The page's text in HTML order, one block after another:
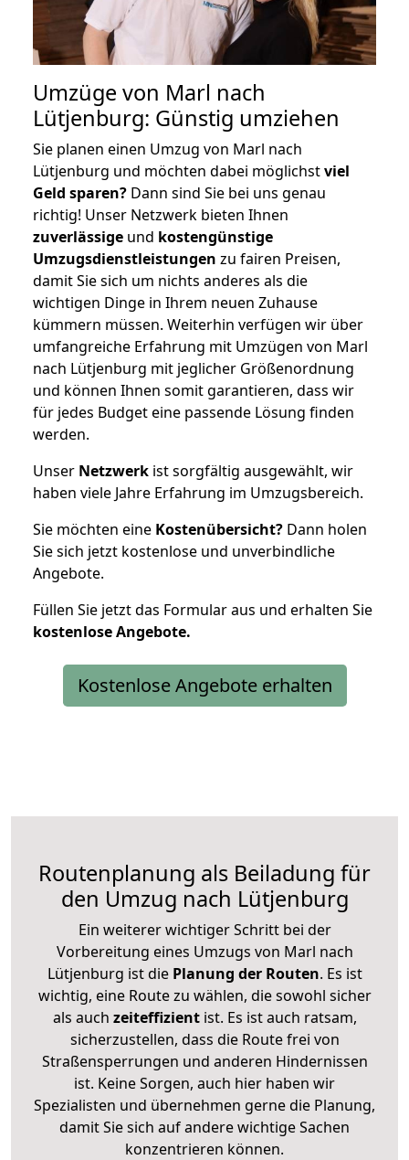
Umzüge von Marl nach
Lütjenburg: Günstig umziehen
Sie planen einen Umzug von Marl nach
Lütjenburg und möchten dabei möglichstviel
Geld sparen? Dann sind Sie bei uns genau
richtig! Unser Netzwerk bieten Ihnen
zuverlässige und kostengünstige
Umzugsdienstleistungen zu fairen Preisen,
damit Sie sich um nichts anderes als die
wichtigen Dinge in Ihrem neuen Zuhause
kümmern müssen. Weiterhin verfügen wir über
umfangreiche Erfahrung mit Umzügen von Marl
nach Lütjenburg mit jeglicher Größenordnung
und können Ihnen somit garantieren, dass wir
für jedes Budget eine passende Lösung finden
werden.
Unser Netzwerk ist sorgfältig ausgewählt, wir
haben viele Jahre Erfahrung im Umzugsbereich.
Sie möchten eine Kostenübersicht? Dann holen
Sie sich jetzt kostenlose und unverbindliche
Angebote.
Füllen Sie jetzt das Formular aus und erhalten Sie
kostenloseAngebote.
Kostenlose Angebote erhalten
Routenplanung als Beiladung für
den Umzug nach Lütjenburg
Ein weiterer wichtiger Schritt bei der
Vorbereitung eines Umzugs von Marl nach
Lütjenburg ist diePlanung der Routen. Es ist
wichtig, eine Route zu wählen, die sowohl sicher
als auch zeiteffizientist. Es ist auch ratsam,
sicherzustellen, dass die Route frei von
Straßensperrungen und anderen Hindernissen
ist. Keine Sorgen, auch hier haben wir
Spezialisten und übernehmen gerne die Planung,
damit Sie sich auf andere wichtige Sachen
konzentrieren können.